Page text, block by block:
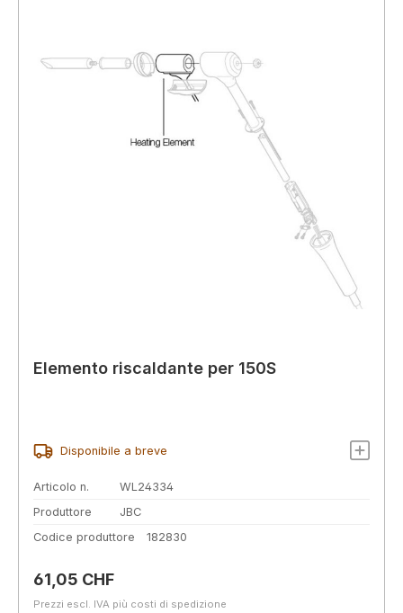
Elemento riscaldante per 150S
Disponibile a breve
Articolo n.
WL24334
Produttore
JBC
Codice produttore
182830
Prezzo normale:
61,05 CHF
Prezzi escl. IVA più costi di spedizione